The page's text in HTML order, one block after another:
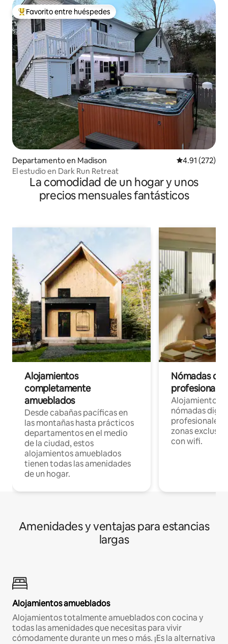
De los mejores en Favorito entre huéspedes
Favorito entre huéspedes
Departamento en Madison Calificación
4.91 (272)
El estudio en Dark Run Retreat
La comodidad de un hogar y unos
precios mensuales fantásticos
Alojamientos
completamente
amueblados
Desde cabañas pacíficas en
las montañas hasta prácticos
departamentos en el medio
de la ciudad, estos
alojamientos amueblados
tienen todas las amenidades
de un hogar.
Nómadas
Alojamientos
nómadas
profesionales
zonas
con wifi.
Amenidades y ventajas para estancias
largas
Alojamientos amueblados
Alojamientos totalmente amueblados con cocina y
todas las amenidades que necesitas para vivir
cómodamente durante un mes o más. ¡Es la alternativa